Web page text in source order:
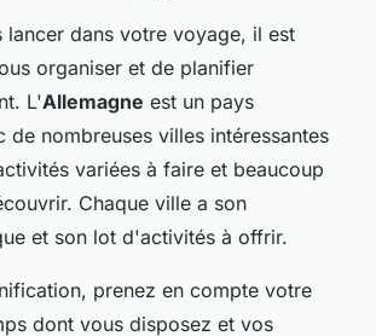
lancer dans votre voyage, il est
organiser et de planifier
L'Allemagne est un pays
de nombreuses villes intéressantes
variées à faire et beaucoup
Chaque ville a son
et son lot d'activités à offrir.
prenez en compte votre
dont vous disposez et vos